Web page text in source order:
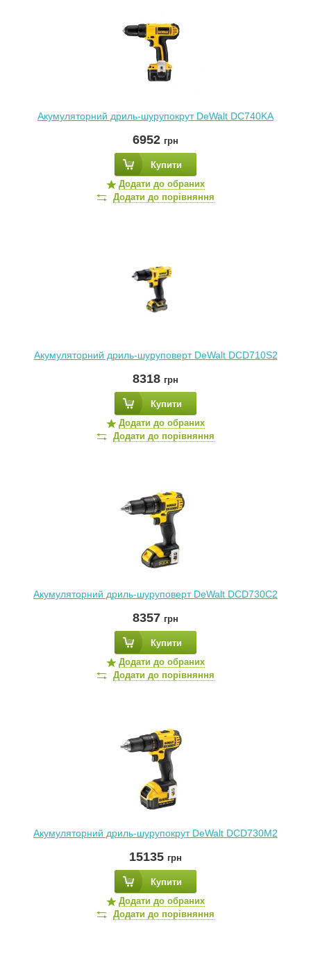
Акумуляторний дриль-шурупокрут DeWalt DC740KA
6952 грн
Купити
Додати до обраних
Додати до порівняння
Акумуляторний дриль-шуруповерт DeWalt DCD710S2
8318 грн
Купити
Додати до обраних
Додати до порівняння
Акумуляторний дриль-шуруповерт DeWalt DCD730C2
8357 грн
Купити
Додати до обраних
Додати до порівняння
Акумуляторний дриль-шурупокрут DeWalt DCD730M2
15135 грн
Купити
Додати до обраних
Додати до порівняння